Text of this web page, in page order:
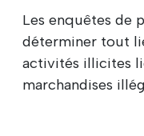
Les enquêtes de
déterminer tout
activités illicites
marchandises